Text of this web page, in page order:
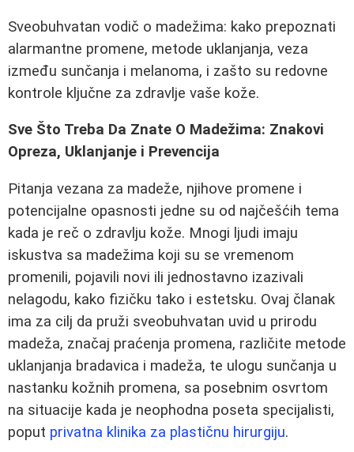
Sveobuhvatan vodič o madežima: kako prepoznati
alarmantne promene, metode uklanjanja, veza
između sunčanja i melanoma, i zašto su redovne
kontrole ključne za zdravlje vaše kože.
Sve Što Treba Da Znate O Madežima: Znakovi
Opreza, Uklanjanje i Prevencija
Pitanja vezana za madeže, njihove promene i
potencijalne opasnosti jedne su od najčešćih tema
kada je reč o zdravlju kože. Mnogi ljudi imaju
iskustva sa madežima koji su se vremenom
promenili, pojavili novi ili jednostavno izazivali
nelagodu, kako fizičku tako i estetsku. Ovaj članak
ima za cilj da pruži sveobuhvatan uvid u prirodu
madeža, značaj praćenja promena, različite metode
uklanjanja bradavica i madeža, te ulogu sunčanja u
nastanku kožnih promena, sa posebnim osvrtom
na situacije kada je neophodna poseta specijalisti,
poput privatna klinika za plastičnu hirurgiju.